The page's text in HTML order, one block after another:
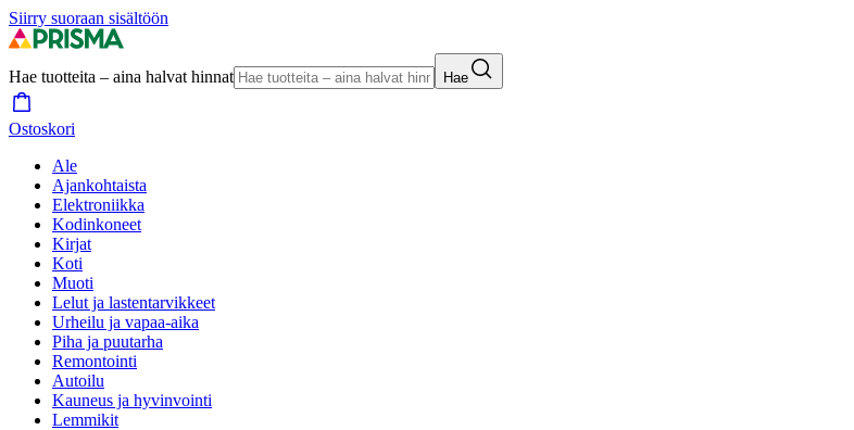
Siirry suoraan sisältöön
Hae tuotteita – aina halvat hinnat Hae
Ostoskori
Ale
Ajankohtaista
Elektroniikka
Kodinkoneet
Kirjat
Koti
Muoti
Lelut ja lastentarvikkeet
Urheilu ja vapaa-aika
Piha ja puutarha
Remontointi
Autoilu
Kauneus ja hyvinvointi
Lemmikit